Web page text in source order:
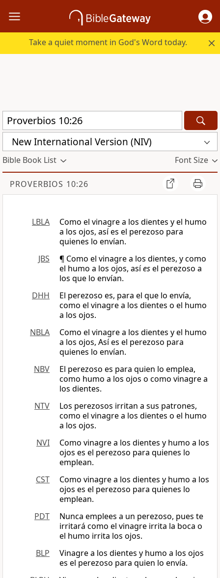
Take a quiet moment in God's Word today.
New International Version (NIV)
Bible Book List Font Size
PROVERBIOS 10:26
LBLA
Como el vinagre a los dientes y el humo
a los ojos, así es el perezoso para
quienes lo envían.
JBS
¶ Como el vinagre a los dientes, y como
el humo a los ojos, asíesel perezoso a
los que lo envían.
DHH
El perezoso es, para el que lo envía,
como el vinagre a los dientes o el humo
a los ojos.
NBLA
Como el vinagre a los dientes y el humo
a los ojos, Así es el perezoso para
quienes lo envían.
NBV
El perezoso es para quien lo emplea,
como humo a los ojos o como vinagre a
los dientes.
NTV
Los perezosos irritan a sus patrones,
como el vinagre a los dientes o el humo
a los ojos.
NVI
Como vinagre a los dientes y humo a los
ojos es el perezoso para quienes lo
emplean.
CST
Como vinagre a los dientes y humo a los
ojos es el perezoso para quienes lo
emplean.
PDT
Nunca emplees a un perezoso, pues te
irritará como el vinagre irrita la boca o
el humo irrita los ojos.
BLP
Vinagre a los dientes y humo a los ojos
es el perezoso para quien lo envía.